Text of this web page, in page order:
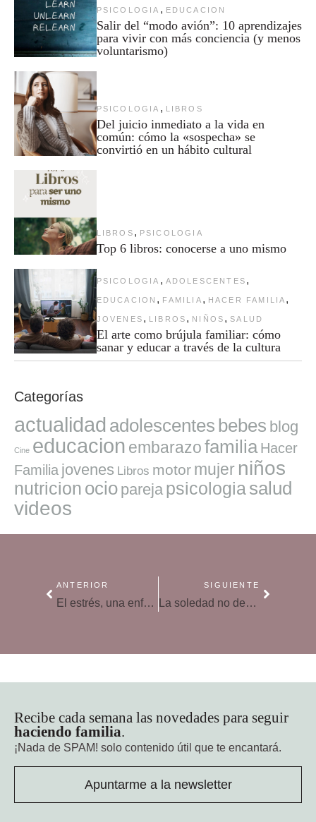
PSICOLOGIA , EDUCACION
Salir del “modo avión”: 10 aprendizajes
para vivir con más conciencia (y menos
voluntarismo)
PSICOLOGIA , LIBROS
Del juicio inmediato a la vida en
común: cómo la «sospecha» se
convirtió en un hábito cultural
LIBROS , PSICOLOGIA
Top 6 libros: conocerse a uno mismo
PSICOLOGIA , ADOLESCENTES ,
EDUCACION , FAMILIA , HACER FAMILIA ,
JOVENES , LIBROS , NIÑOS , SALUD
El arte como brújula familiar: cómo
sanar y educar a través de la cultura
Categorías
actualidad adolescentes bebes blog
Cine educacion embarazofamilia Hacer
Familia jovenes Libros motor mujer niños
nutricion ocio pareja psicologiasalud
videos
ANTERIOR
El estrés, una enfermedad emocional
SIGUIENTE
La soledad no deseada, primer factor de riesgo de algunas enfermedades
Recibe cada semana las novedades para seguir
haciendo familia.
¡Nada de SPAM! solo contenido útil que te encantará.
Apuntarme a la newsletter